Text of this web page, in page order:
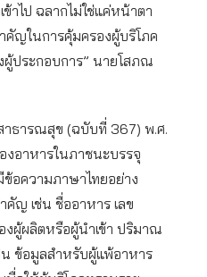
าไป ฉลากไม่ใช่แค่หน้าตา
คัญในการคุ้มครองผู้บริโภค
ผู้ประกอบการ” นายโสภณ
าธารณสุข (ฉบับที่ 367) พ.ศ.
งอาหารในภาชนะบรรจุ
อความภาษาไทยอย่าง
คัญ เช่น ชื่ออาหาร เลข
ผู้ผลิตหรือผู้นำเข้า ปริมาณ
ข้อมูลสำหรับผู้แพ้อาหาร